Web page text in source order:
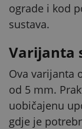
ograde i kod
sustava.
Varijanta
Ova varijanta
od 5 mm.
uobičajenu
gdje je